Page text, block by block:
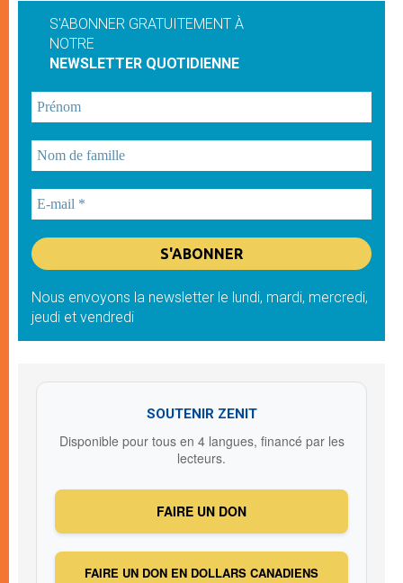
S'ABONNER GRATUITEMENT À
NOTRE
NEWSLETTER QUOTIDIENNE
Nous envoyons la newsletter le lundi, mardi, mercredi,
jeudi et vendredi
SOUTENIR ZENIT
Disponible pour tous en 4 langues, financé par les
lecteurs.
FAIRE UN DON
FAIRE UN DON EN DOLLARS CANADIENS